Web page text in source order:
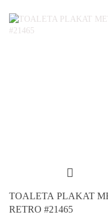
TOALETA PLAKAT
RETRO #21465